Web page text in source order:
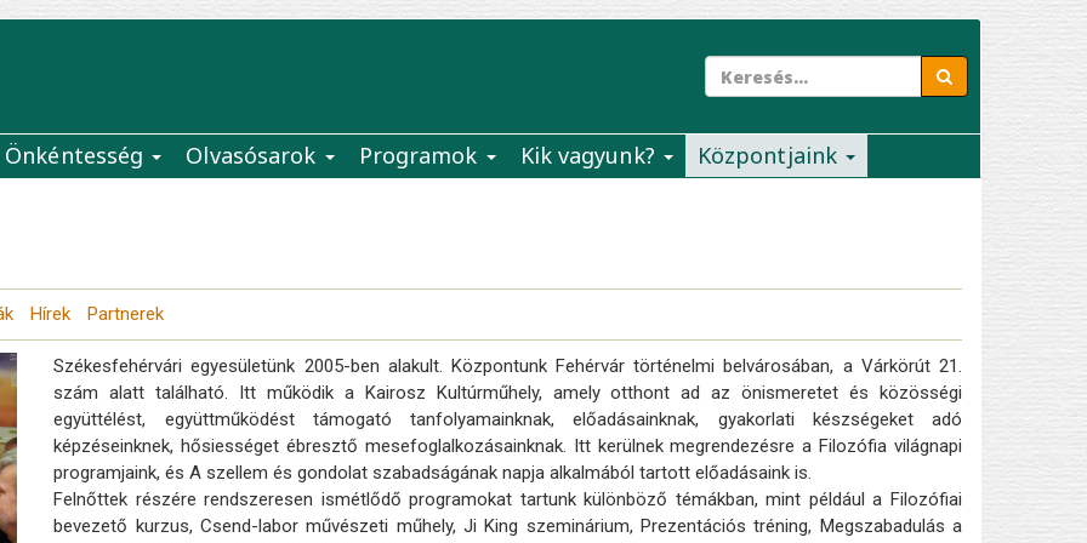
Önkéntesség Olvasósarok Programok Kik vagyunk? Központjaink
Hírek Partnerek
Székesfehérvári egyesületünk 2005-ben alakult. Központunk Fehérvár történelmi belvárosában, a Várkörút 21.
szám alatt található. Itt működik a Kairosz Kultúrműhely, amely otthont ad az önismeretet és közösségi
együttélést, együttműködést támogató tanfolyamainknak, előadásainknak, gyakorlati készségeket adó
képzéseinknek, hősiességet ébresztő mesefoglalkozásainknak. Itt kerülnek megrendezésre a Filozófia világnapi
programjaink, és A szellem és gondolat szabadságának napja alkalmából tartott előadásaink is.
Felnőttek részére rendszeresen ismétlődő programokat tartunk különböző témákban, mint például a Filozófiai
bevezető kurzus, Csend-labor művészeti műhely, Ji King szeminárium, Prezentációs tréning, Megszabadulás a